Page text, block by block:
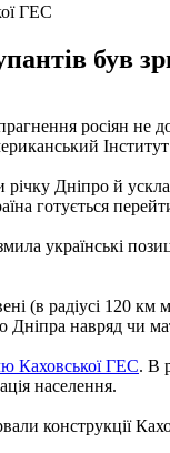
ГЕС
був
росіян
Дніпро й
готується
українські
(в радіусі 120
Дніпра навряд чи
Каховської ГЕС. В
населення.
конструкції